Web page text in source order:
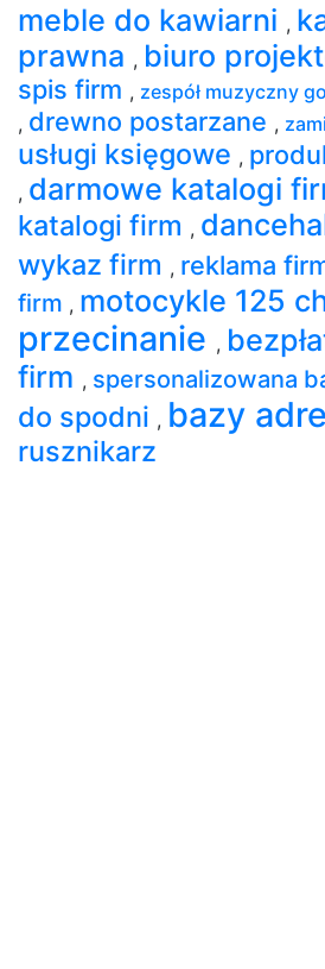
meble do kawiarni ,
prawna , biuro
spis firm , zespół muzyczny
, drewno postarzane ,
usługi księgowe ,
, darmowe katalogi
katalogi firm ,
wykaz firm , reklama
firm , motocykle 125
przecinanie ,
firm , spersonalizowana
do spodni , bazy
rusznikarz